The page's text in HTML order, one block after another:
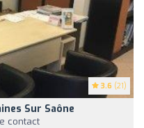
3.6 (21)
Sur Saône
contact